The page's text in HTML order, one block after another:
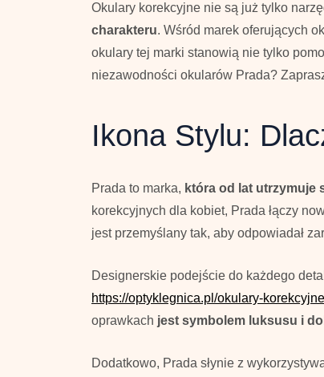
Okulary korekcyjne nie są już tylko
charakteru. Wśród marek oferujących
okulary tej marki stanowią nie tylko
niezawodności okularów Prada?
Ikona Stylu:
Prada to marka, która od lat utrzymuje
korekcyjnych dla kobiet, Prada łączy
jest przemyślany tak, aby odpowiadał
Designerskie podejście do każdego
https://optyklegnica.pl/okulary-
oprawkach jest symbolem luksusu i
Dodatkowo, Prada słynie z